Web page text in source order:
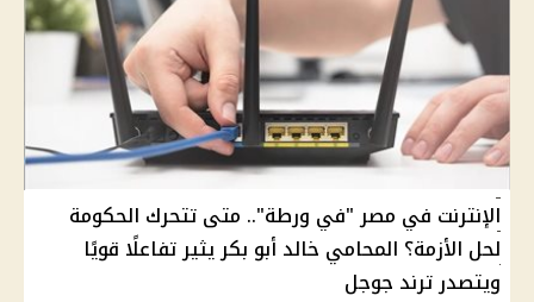
الإنترنت في مصر "في ورطة".. متى تتحرك الحكومة
لحل الأزمة؟ المحامي خالد أبو بكر يثير تفاعلًا قويًا
ويتصدر ترند جوجل